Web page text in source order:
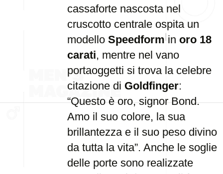
cassaforte nascosta nel
cruscotto centrale ospita un
modello Speedformin oro 18
carati, mentre nel vano
portaoggetti si trova la celebre
citazione di Goldfinger:
“Questo è oro, signor Bond.
Amo il suo colore, la sua
brillantezza e il suo peso divino
da tutta la vita”. Anche le soglie
delle porte sono realizzate